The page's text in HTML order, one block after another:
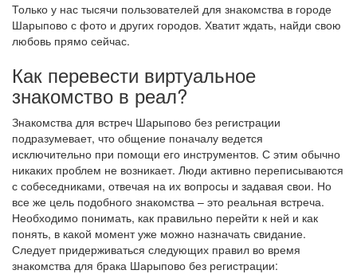
Только у нас тысячи пользователей для знакомства в городе
Шарыпово с фото и других городов. Хватит ждать, найди свою
любовь прямо сейчас.
Как перевести виртуальное
знакомство в реал?
Знакомства для встреч Шарыпово без регистрации
подразумевает, что общение поначалу ведется
исключительно при помощи его инструментов. С этим обычно
никаких проблем не возникает. Люди активно переписываются
с собеседниками, отвечая на их вопросы и задавая свои. Но
все же цель подобного знакомства – это реальная встреча.
Необходимо понимать, как правильно перейти к ней и как
понять, в какой момент уже можно назначать свидание.
Следует придерживаться следующих правил во время
знакомства для брака Шарыпово без регистрации: